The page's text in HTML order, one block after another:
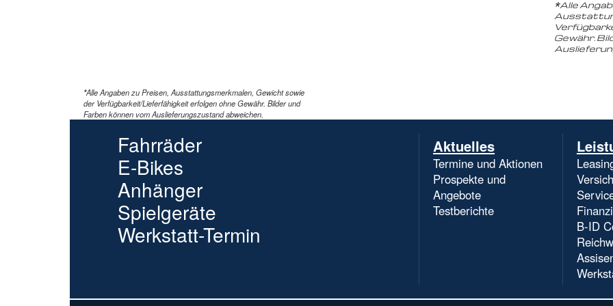
*Alle
Gewähr.
*Alle Angaben zu Preisen, Ausstattungsmerkmalen, Gewicht sowie
der Verfügbarkeit/Lieferfähigkeit erfolgen ohne Gewähr. Bilder und
Farben können vom Auslieferungszustand abweichen.
Fahrräder
E-Bikes
Anhänger
Spielgeräte
Werkstatt-Termin
Navigation
überspringen
Aktuelles
Termine und Aktionen
Prospekte und
Angebote
Testberichte
B-ID